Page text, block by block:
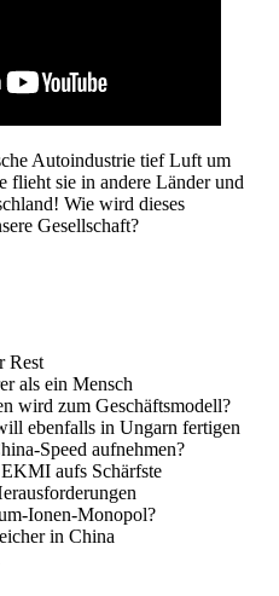
Autoindustrie tief Luft um
flieht sie in andere Länder und
Wie wird dieses
Gesellschaft?
Rest
als ein Mensch
wird zum Geschäftsmodell?
ebenfalls in Ungarn fertigen
Speed aufnehmen?
aufs Schärfste
Ionen-Monopol?
in China